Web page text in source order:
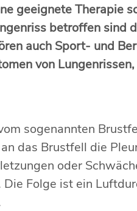
geeignete Therapie
betroffen
auch Sport- und
von
sogenannten
das Brustfell die
oder
Folge ist ein